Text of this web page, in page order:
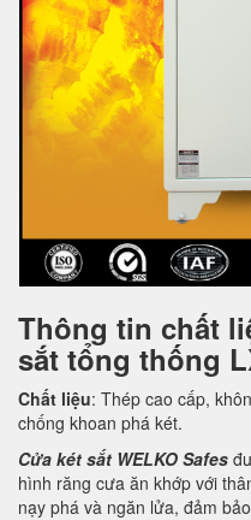
Thông tin chất
sắt tổng thống
Chất liệu: Thép cao cấp,
chống khoan phá két.
Cửa két sắt WELKO Safes
hình răng cưa ăn khớp với
nạy phá và ngăn lửa, đảm